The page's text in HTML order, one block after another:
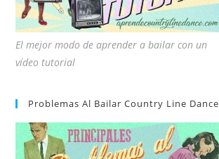
El mejor modo de aprender a bailar con un
vídeo tutorial
Problemas Al Bailar Country Line Dance